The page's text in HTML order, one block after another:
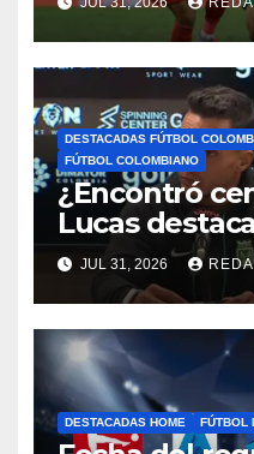
motivos de
DESTACADAS FÚTBOL
FÚTBOL COLOMBIANO
¿Encontró
Lucas
Néider Parra
JUL 31, 2026
DESTACADAS HOME FÚTBOL